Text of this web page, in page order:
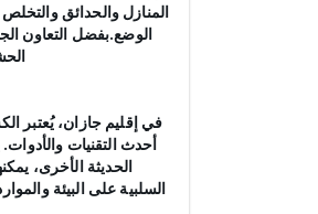
المنازل والحدائق
الوضع.بفضل التعاون
في إقليم جازان، يُعتبر
أحدث التقنيات
الحديثة الأخرى،
السلبية على البيئة